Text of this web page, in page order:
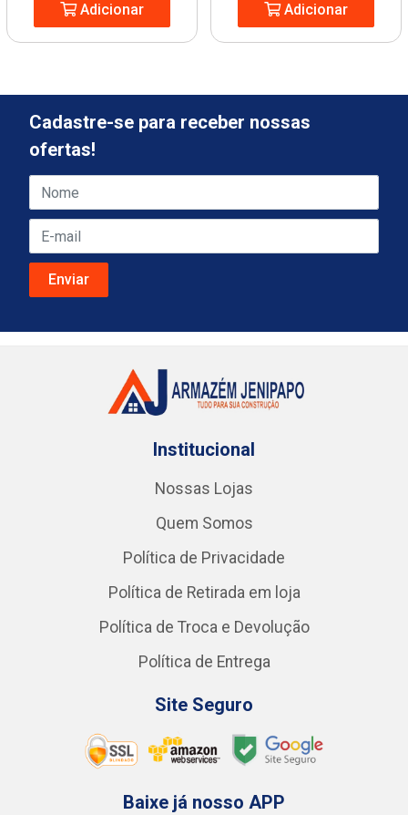
Adicionar Adicionar
Cadastre-se para receber nossas
ofertas!
Institucional
Nossas Lojas
Quem Somos
Política de Privacidade
Política de Retirada em loja
Política de Troca e Devolução
Política de Entrega
Site Seguro
Baixe já nosso APP